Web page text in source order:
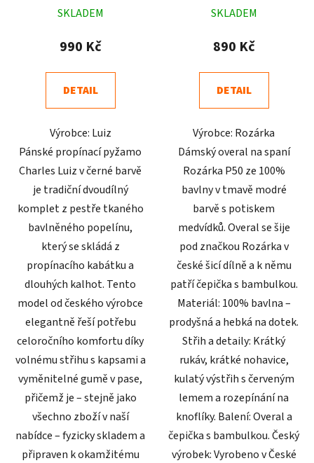
hodnocení
produktu
4,8
z
hvězdiček.
SKLADEM
990 Kč
DETAIL
Výrobce: Luiz
Pánské propínací pyžamo
Charles Luiz v černé barvě
je tradiční dvoudílný
komplet z pestře tkaného
bavlněného popelínu,
který se skládá z
propínacího kabátku a
dlouhých kalhot. Tento
model od českého výrobce
elegantně řeší potřebu
celoročního komfortu díky
volnému střihu s kapsami a
vyměnitelné gumě v pase,
přičemž je – stejně jako
všechno zboží v naší
nabídce – fyzicky skladem a
připraven k okamžitému
hodnocení
produktu
4,8
z
hvězdiček.
SKLADEM
890 Kč
DETAIL
Výrobce: Rozárka
Dámský overal na spaní
Rozárka P50 ze 100%
bavlny v tmavě modré
barvě s potiskem
medvídků. Overal se šije
pod značkou Rozárka v
české šicí dílně a k němu
patří čepička s bambulkou.
Materiál: 100% bavlna –
prodyšná a hebká na dotek.
Střih a detaily: Krátký
rukáv, krátké nohavice,
kulatý výstřih s červeným
lemem a rozepínání na
knoflíky. Balení: Overal a
čepička s bambulkou. Český
výrobek: Vyrobeno v České